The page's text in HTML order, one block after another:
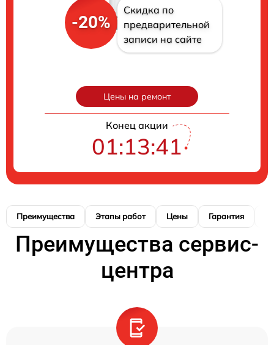
-20%
Скидка по
предварительной
записи на сайте
Цены на ремонт
Конец акции
01:13:40
Преимущества Этапы работ Цены Гарантия
Преимущества сервис-
центра